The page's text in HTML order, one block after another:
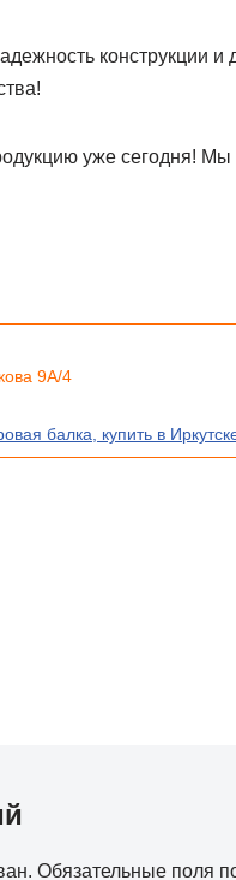
конструкции
уже сегодня!
9А/4
балка, купить в
Обязательные поля